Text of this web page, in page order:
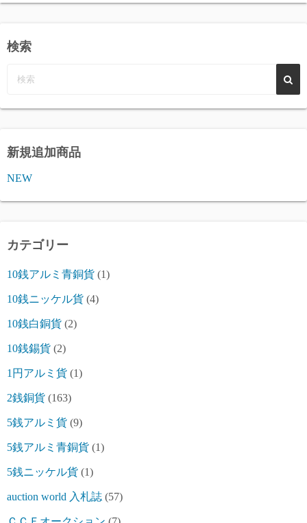
検索
新規追加商品
NEW
カテゴリー
10銭アルミ青銅貨 (1)
10銭ニッケル貨 (4)
10銭白銅貨 (2)
10銭錫貨 (2)
1円アルミ貨 (1)
2銭銅貨 (163)
5銭アルミ貨 (9)
5銭アルミ青銅貨 (1)
5銭ニッケル貨 (1)
auction world 入札誌 (57)